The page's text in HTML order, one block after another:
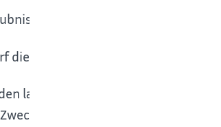
entsteht kein Anspruch auf
die Benutzung von Grundwasser
landwirtschaftlichen Hofbetrieb,